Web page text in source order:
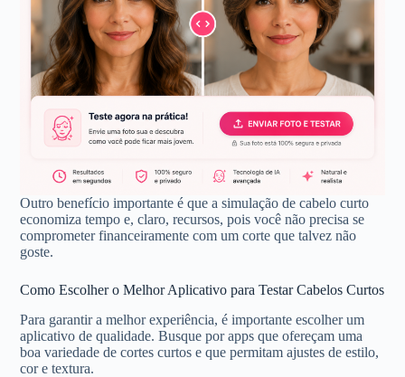
Outro benefício importante é que a simulação de cabelo curto
economiza tempo e, claro, recursos, pois você não precisa se
comprometer financeiramente com um corte que talvez não
goste.
Como Escolher o Melhor Aplicativo para Testar Cabelos Curtos
Para garantir a melhor experiência, é importante escolher um
aplicativo de qualidade. Busque por apps que ofereçam uma
boa variedade de cortes curtos e que permitam ajustes de estilo,
cor e textura.